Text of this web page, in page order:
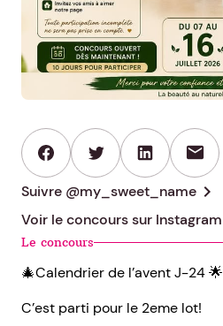
mail
Suivre @my_sweet_name chevron_right
Voir le concours sur Instagram
Le concours
🎄Calendrier de l’avent J-24 🌟
C’est parti pour le 2eme lot!